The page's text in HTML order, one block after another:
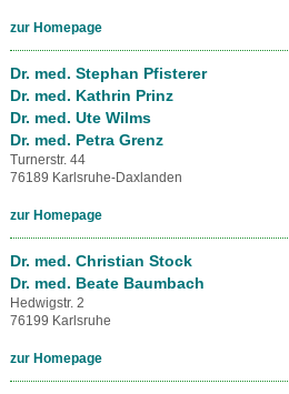
zur Homepage
Dr. med. Stephan Pfisterer
Dr. med. Kathrin Prinz
Dr. med. Ute Wilms
Dr. med. Petra Grenz
Turnerstr. 44
76189 Karlsruhe-Daxlanden
zur Homepage
Dr. med. Christian Stock
Dr. med. Beate Baumbach
Hedwigstr. 2
76199 Karlsruhe
zur Homepage